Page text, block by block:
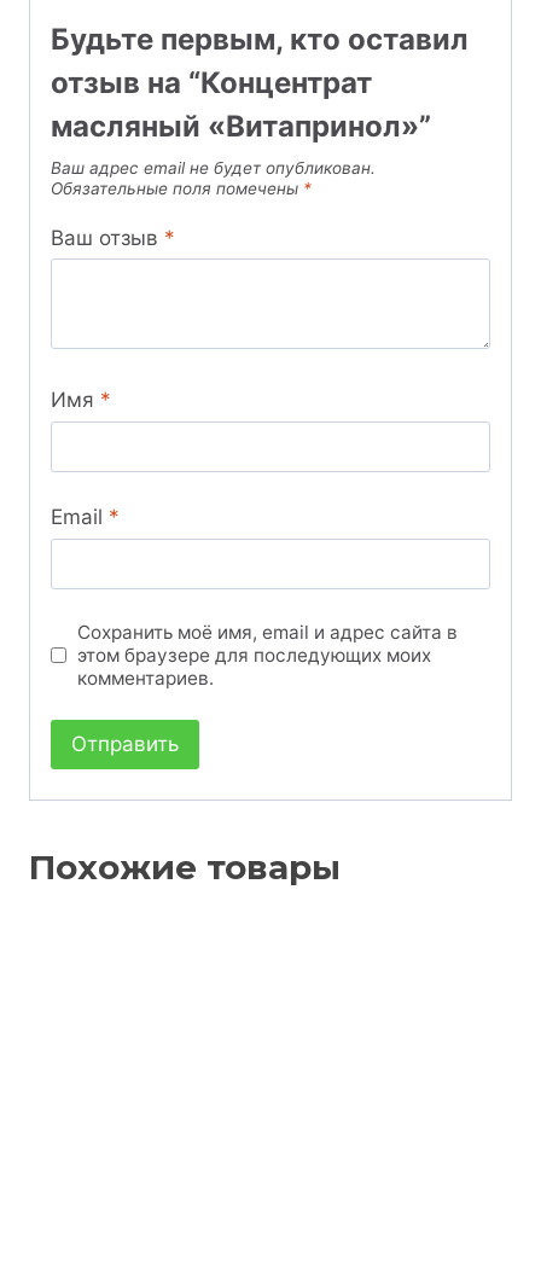
Будьте первым, кто оставил
отзыв на “Концентрат
масляный «Витапринол»”
Ваш адрес email не будет опубликован.
Обязательные поля помечены *
Ваш отзыв *
Имя *
Email *
Сохранить моё имя, email и адрес сайта в
этом браузере для последующих моих
комментариев.
Похожие товары